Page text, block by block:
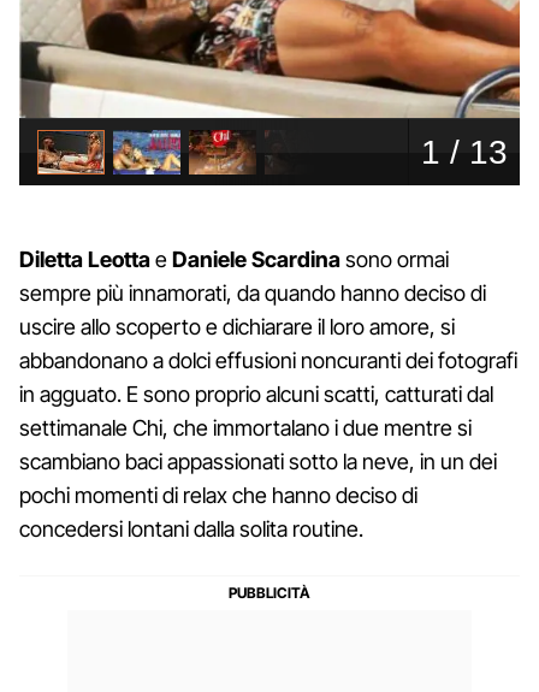
Diletta LeottaeDaniele Scardinasono ormai
sempre più innamorati, da quando hanno deciso di
uscire allo scoperto e dichiarare il loro amore, si
abbandonano a dolci effusioni noncuranti dei fotografi
in agguato. E sono proprio alcuni scatti, catturati dal
settimanale Chi, che immortalano i due mentre si
scambiano baci appassionati sotto la neve, in un dei
pochi momenti di relax che hanno deciso di
concedersi lontani dalla solita routine.